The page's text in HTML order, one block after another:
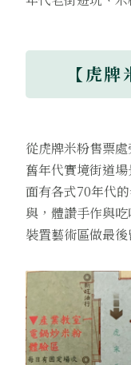
【虎
從虎牌米粉售票
舊年代實境街道
面有各式70年代
與，體讚手作與
裝置藝術區做最